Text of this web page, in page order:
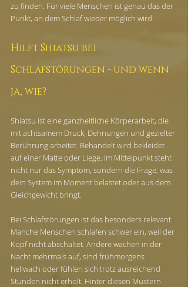
zu finden. Für viele Menschen ist genau das der
Punkt, an dem Schlaf wieder möglich wird.
Hilft Shiatsu bei
Schlafstörungen - und wenn
ja, wie?
Shiatsu ist eine ganzheitliche Körperarbeit, die
mit achtsamem Druck, Dehnungen und gezielter
Berührung arbeitet. Behandelt wird bekleidet
auf einer Matte oder Liege. Im Mittelpunkt steht
nicht nur das Symptom, sondern die Frage, was
dein System im Moment belastet oder aus dem
Gleichgewicht bringt.
Bei Schlafstörungen ist das besonders relevant.
Manche Menschen schlafen schwer ein, weil der
Kopf nicht abschaltet. Andere wachen in der
Nacht mehrmals auf, sind frühmorgens
hellwach oder fühlen sich trotz ausreichend
Stunden nicht erholt. Hinter diesen Mustern